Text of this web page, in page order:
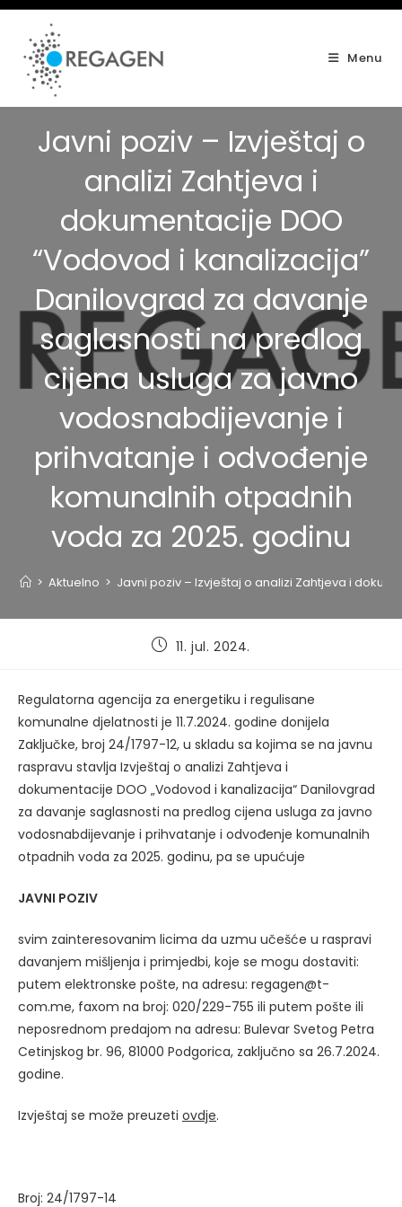
Skip
content
Menu
Javni poziv – Izvještaj o
analizi Zahtjeva i
dokumentacije DOO
“Vodovod i kanalizacija”
Danilovgrad za davanje
saglasnosti na predlog
cijena usluga za javno
vodosnabdijevanje i
prihvatanje i odvođenje
komunalnih otpadnih
voda za 2025. godinu
> Aktuelno > Javni poziv – Izvještaj o analizi Zahtjeva i
Post11. jul. 2024.
Regulatorna agencija za energetiku i regulisane
komunalne djelatnosti je 11.7.2024. godine donijela
Zaključke, broj 24/1797-12, u skladu sa kojima se na javnu
raspravu stavlja Izvještaj o analizi Zahtjeva i
dokumentacije DOO „Vodovod i kanalizacija“ Danilovgrad
za davanje saglasnosti na predlog cijena usluga za javno
vodosnabdijevanje i prihvatanje i odvođenje komunalnih
otpadnih voda za 2025. godinu, pa se upućuje
JAVNI POZIV
svim zainteresovanim licima da uzmu učešće u raspravi
davanjem mišljenja i primjedbi, koje se mogu dostaviti:
putem elektronske pošte, na adresu: regagen@t-
com.me, faxom na broj: 020/229-755 ili putem pošte ili
neposrednom predajom na adresu: Bulevar Svetog Petra
Cetinjskog br. 96, 81000 Podgorica, zaključno sa 26.7.2024.
godine.
Izvještaj se može preuzeti ovdje.
Broj: 24/1797-14